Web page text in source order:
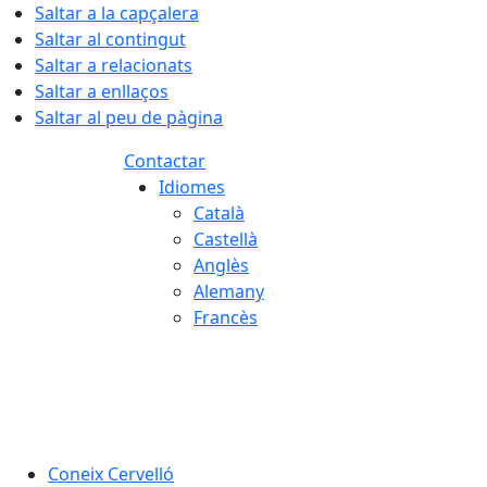
Saltar a la capçalera
Saltar al contingut
Saltar a relacionats
Saltar a enllaços
Saltar al peu de pàgina
Contactar
Idiomes
Català
Castellà
Anglès
Alemany
Francès
Coneix Cervelló